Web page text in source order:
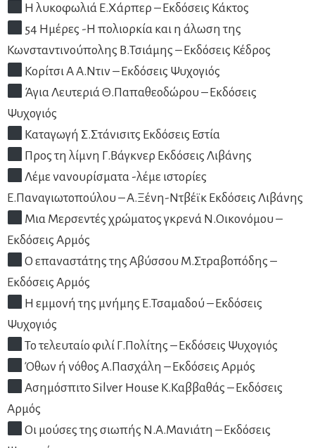
Η λυκοφωλιά Ε.Χάρπερ – Εκδόσεις Κάκτος
54 Ημέρες -Η πολιορκία και η άλωση της
Κωνσταντινούπολης Β.Τσιάμης – Εκδόσεις Κέδρος
Κορίτσι Α Α.Ντιν – Εκδόσεις Ψυχογιός
Άγια Λευτεριά Θ.Παπαθεοδώρου – Εκδόσεις
Ψυχογιός
Καταγωγή Σ.Στάνισιτς Εκδόσεις Εστία
Προς τη λίμνη Γ.Βάγκνερ Εκδόσεις Λιβάνης
Λέμε νανουρίσματα -λέμε ιστορίες
Ε.Παναγιωτοπούλου – Α.Ξένη-Ντβέϊκ Εκδόσεις Λιβάνης
Μια Μερσεντές χρώματος γκρενά Ν.Οικονόμου –
Εκδόσεις Αρμός
Ο επαναστάτης της Αβύσσου Μ.Στραβοπόδης –
Εκδόσεις Αρμός
Η εμμονή της μνήμης Ε.Τσαμαδού – Εκδόσεις
Ψυχογιός
Το τελευταίο φιλί Γ.Πολίτης – Εκδόσεις Ψυχογιός
Όθων ή νόθος Α.Πασχάλη – Εκδόσεις Αρμός
Ασημόσπιτο Silver House Κ.Καββαθάς – Εκδόσεις
Αρμός
Οι μούσες της σιωπής Ν.Α.Μανιάτη – Εκδόσεις